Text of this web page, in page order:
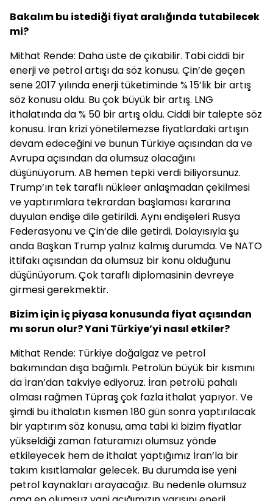
Bakalım bu istediği fiyat aralığında tutabilecek
mi?
Mithat Rende: Daha üste de çıkabilir. Tabi ciddi bir
enerji ve petrol artışı da söz konusu. Çin’de geçen
sene 2017 yılında enerji tüketiminde % 15’lik bir artış
söz konusu oldu. Bu çok büyük bir artış. LNG
ithalatında da % 50 bir artış oldu. Ciddi bir talepte söz
konusu. İran krizi yönetilemezse fiyatlardaki artışın
devam edeceğini ve bunun Türkiye açısından da ve
Avrupa açısından da olumsuz olacağını
düşünüyorum. AB hemen tepki verdi biliyorsunuz.
Trump’ın tek taraflı nükleer anlaşmadan çekilmesi
ve yaptırımlara tekrardan başlaması kararına
duyulan endişe dile getirildi. Aynı endişeleri Rusya
Federasyonu ve Çin’de dile getirdi. Dolayısıyla şu
anda Başkan Trump yalnız kalmış durumda. Ve NATO
ittifakı açısından da olumsuz bir konu olduğunu
düşünüyorum. Çok taraflı diplomasinin devreye
girmesi gerekmektir.
Bizim için iç piyasa konusunda fiyat açısından
mı sorun olur? Yani Türkiye’yi nasıl etkiler?
Mithat Rende: Türkiye doğalgaz ve petrol
bakımından dışa bağımlı. Petrolün büyük bir kısmını
da İran’dan takviye ediyoruz. İran petrolü pahalı
olması rağmen Tüpraş çok fazla ithalat yapıyor. Ve
şimdi bu ithalatın kısmen 180 gün sonra yaptırılacak
bir yaptırım söz konusu, ama tabi ki bizim fiyatlar
yükseldiği zaman faturamızı olumsuz yönde
etkileyecek hem de ithalat yaptığımız İran’la bir
takım kısıtlamalar gelecek. Bu durumda ise yeni
petrol kaynakları arayacağız. Bu nedenle olumsuz